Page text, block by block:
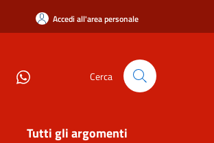
Accedi all'area personale
Cerca
Tutti gli argomenti